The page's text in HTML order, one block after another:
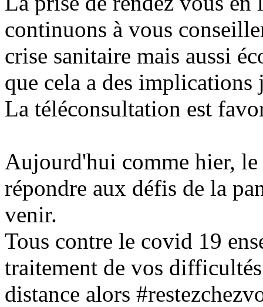
continuons à vous
crise sanitaire mais aussi
que cela a des
La téléconsultation est
Aujourd'hui comme hier, le
répondre aux défis de la
venir.
Tous contre le covid 19
traitement de vos
distance alors